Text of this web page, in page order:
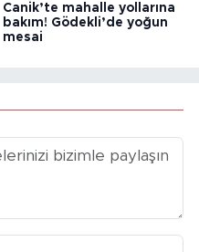
Canik’te mahalle yollarına
bakım! Gödekli’de yoğun
mesai